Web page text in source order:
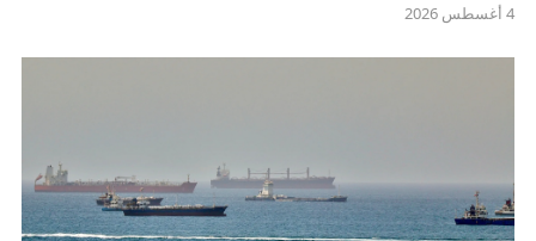
4 أغسطس 2026